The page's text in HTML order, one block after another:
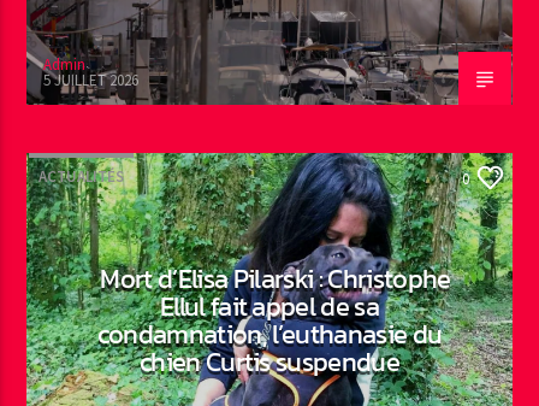
Admin
5 JUILLET 2026
ACTUALITÉS 0
Mort d’Elisa Pilarski : Christophe
Ellul fait appel de sa
condamnation, l’euthanasie du
chien Curtis suspendue